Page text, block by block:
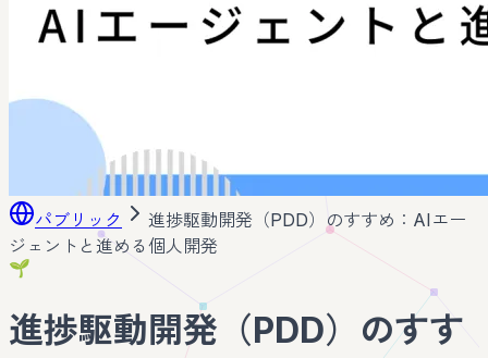
パブリック
進捗駆動開発（PDD）のすすめ：AIエー
ジェントと進める個人開発
🌱
進捗駆動開発（PDD）のすす